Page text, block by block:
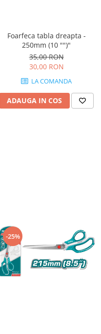
Foarfeca tabla dreapta -
250mm (10 "")"
35,00 RON
30,00 RON
LA COMANDA
ADAUGA IN COS
-25%